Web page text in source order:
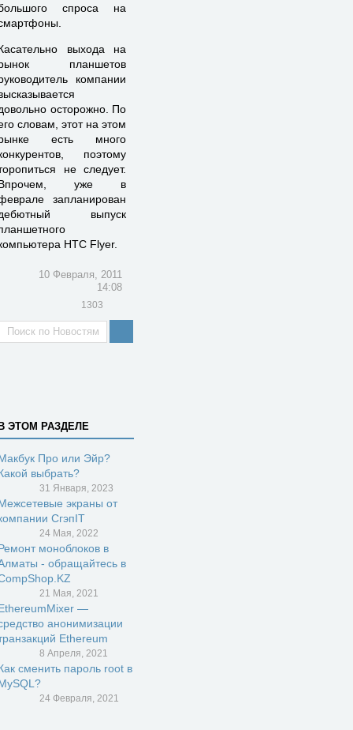
спроса на
выхода на
планшетов
компании
осторожно. По
словам, этот на этом
есть много
поэтому
не следует.
уже в
запланирован
выпуск
HTC Flyer.
10 Февраля, 2011
14:08
1303
ЭТОМ РАЗДЕЛЕ
Про или Эйр?
выбрать?
31 Января, 2023
экраны от
СгэпIT
24 Мая, 2022
моноблоков в
- обращайтесь в
21 Мая, 2021
—
анонимизации
Ethereum
8 Апреля, 2021
сменить пароль root в
24 Февраля, 2021